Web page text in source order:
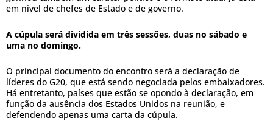
em nível de chefes de Estado e de governo.
A cúpula será dividida em três sessões, duas no sábado e
uma no domingo.
O principal documento do encontro será a declaração de
líderes do G20, que está sendo negociada pelos embaixadores.
Há entretanto, países que estão se opondo à declaração, em
função da ausência dos Estados Unidos na reunião, e
defendendo apenas uma carta da cúpula.